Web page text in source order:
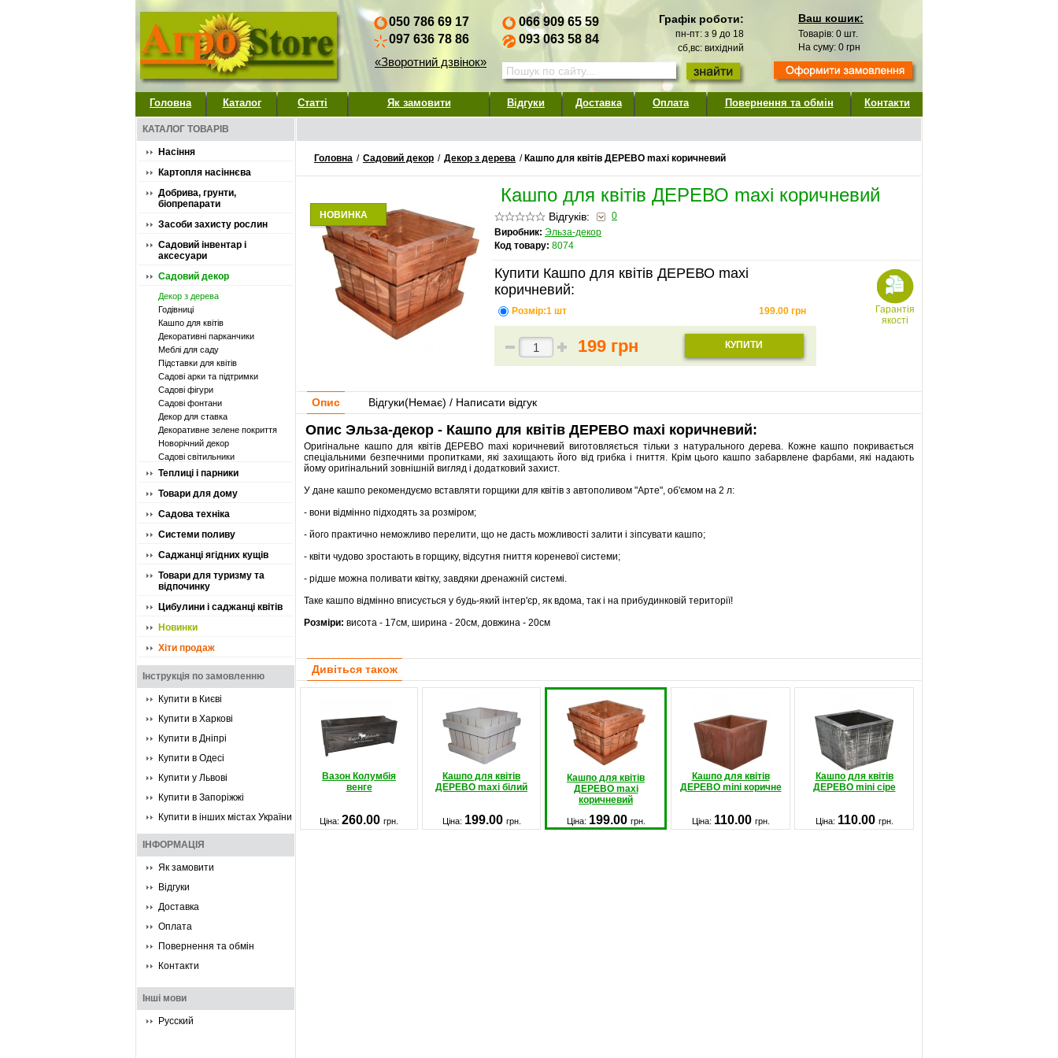
050 786 69 17
097 636 78 86
«Зворотний дзвінок»
066 909 65 59
093 063 58 84
Графік роботи:
пн-пт: з 9 до 18
сб,вс: вихідний
Ваш кошик:
Товарів: 0 шт.
На суму: 0 грн
Головна Каталог Статті Як замовити Відгуки Доставка Оплата Повернення та обмін Контакти
КАТАЛОГ ТОВАРІВ
Насіння
Картопля насіннєва
Добрива, грунти,
біопрепарати
Засоби захисту рослин
Садовий інвентар і
аксесуари
Садовий декор
Декор з дерева
Годівниці
Кашпо для квітів
Декоративні парканчики
Меблі для саду
Підставки для квітів
Садові арки та підтримки
Садові фігури
Садові фонтани
Декор для ставка
Декоративне зелене покриття
Новорічний декор
Садові світильники
Теплиці і парники
Товари для дому
Садова техніка
Системи поливу
Саджанці ягідних кущів
Товари для туризму та
відпочинку
Цибулини і саджанці квітів
Новинки
Хіти продаж
Інструкція по замовленню
Купити в Києві
Купити в Харкові
Купити в Дніпрі
Купити в Одесі
Купити у Львові
Купити в Запоріжжі
Купити в інших містах України
ІНФОРМАЦІЯ
Як замовити
Відгуки
Доставка
Оплата
Повернення та обмін
Контакти
Інші мови
Русский
Головна / Садовий декор / Декор з дерева / Кашпо для квітів ДЕРЕВО maxi коричневий
НОВИНКА
Кашпо для квітів ДЕРЕВО maxi коричневий
Відгуків:
0
Виробник: Эльза-декор
Код товару: 8074
Купити Кашпо для квітів ДЕРЕВО maxi
коричневий:
Розмір:1 шт 199.00 грн
199 грн КУПИТИ
Гарантія
якості
Опис Відгуки(Немає) / Написати відгук
Опис Эльза-декор - Кашпо для квітів ДЕРЕВО maxi коричневий:
Оригінальне кашпо для квітів ДЕРЕВО maxi коричневий виготовляється тільки з натурального дерева. Кожне кашпо покривається
спеціальними безпечними пропитками, які захищають його від грибка і гниття. Крім цього кашпо забарвлене фарбами, які надають
йому оригінальний зовнішній вигляд і додатковий захист.
У дане кашпо рекомендуємо вставляти горщики для квітів з автополивом "Арте", об'ємом на 2 л:
- вони відмінно підходять за розміром;
- його практично неможливо перелити, що не дасть можливості залити і зіпсувати кашпо;
- квіти чудово зростають в горщику, відсутня гниття кореневої системи;
- рідше можна поливати квітку, завдяки дренажній системі.
Таке кашпо відмінно вписується у будь-який інтер'єр, як вдома, так і на прибудинковій території!
Розміри: висота - 17см, ширина - 20см, довжина - 20см
Дивіться також
Вазон Колумбія
венге
Кашпо для квітів
ДЕРЕВО maxi білий
Кашпо для квітів
ДЕРЕВО maxi
коричневий
Кашпо для квітів
ДЕРЕВО mini коричне
Кашпо для квітів
ДЕРЕВО mini сіре
Ціна: 260.00 грн. Ціна: 199.00 грн. Ціна: 199.00 грн. Ціна: 110.00 грн. Ціна: 110.00 грн.